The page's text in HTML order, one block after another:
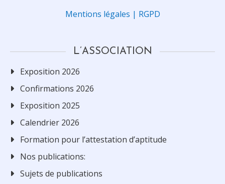
Mentions légales | RGPD
L’ASSOCIATION
Exposition 2026
Confirmations 2026
Exposition 2025
Calendrier 2026
Formation pour l’attestation d’aptitude
Nos publications:
Sujets de publications